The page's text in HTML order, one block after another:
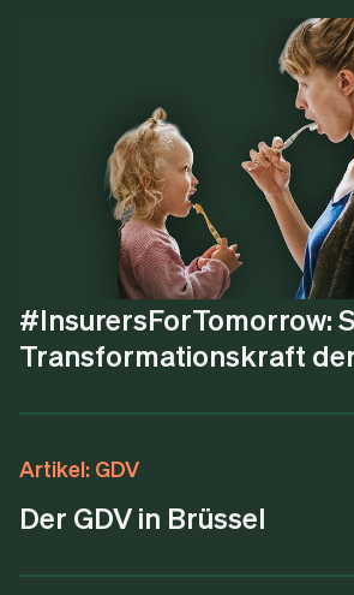
#EsGehtUmAlle: Serie
Altersvorsorge
Reportagen und Portraits
#InsurersForTomorrow:
Transformationskraft
Artikel: GDV
Der GDV in Brüssel